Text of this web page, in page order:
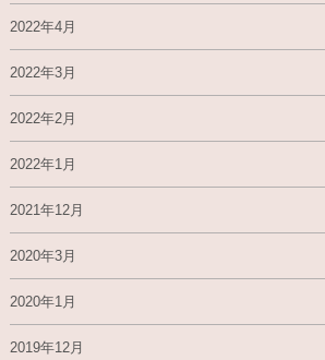
2022年4月
2022年3月
2022年2月
2022年1月
2021年12月
2020年3月
2020年1月
2019年12月